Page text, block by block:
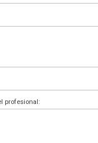
profesional: